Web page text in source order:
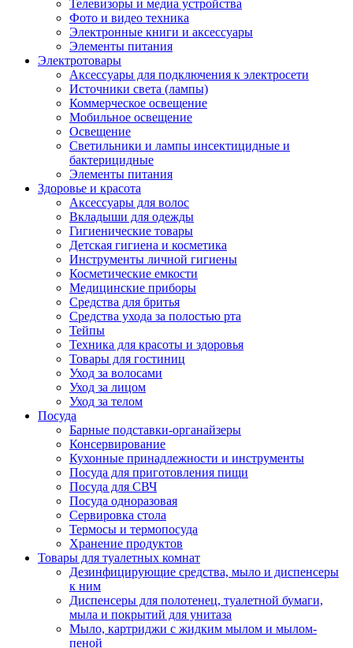
Телевизоры и медиа устройства
Фото и видео техника
Электронные книги и аксессуары
Элементы питания
Электротовары
Аксессуары для подключения к электросети
Источники света (лампы)
Коммерческое освещение
Мобильное освещение
Освещение
Светильники и лампы инсектицидные и
бактерицидные
Элементы питания
Здоровье и красота
Аксессуары для волос
Вкладыши для одежды
Гигиенические товары
Детская гигиена и косметика
Инструменты личной гигиены
Косметические емкости
Медицинские приборы
Средства для бритья
Средства ухода за полостью рта
Тейпы
Техника для красоты и здоровья
Товары для гостиниц
Уход за волосами
Уход за лицом
Уход за телом
Посуда
Барные подставки-органайзеры
Консервирование
Кухонные принадлежности и инструменты
Посуда для приготовления пищи
Посуда для СВЧ
Посуда одноразовая
Сервировка стола
Термосы и термопосуда
Хранение продуктов
Товары для туалетных комнат
Дезинфицирующие средства, мыло и диспенсеры
к ним
Диспенсеры для полотенец, туалетной бумаги,
мыла и покрытий для унитаза
Мыло, картриджи с жидким мылом и мылом-
пеной